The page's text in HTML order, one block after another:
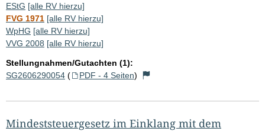
EStG [alle RV hierzu]
FVG 1971 [alle RV hierzu]
WpHG [alle RV hierzu]
VVG 2008 [alle RV hierzu]
Stellungnahmen/Gutachten (1):
SG2606290054 ( PDF - 4 Seiten)
Mindeststeuergesetz im Einklang mit dem